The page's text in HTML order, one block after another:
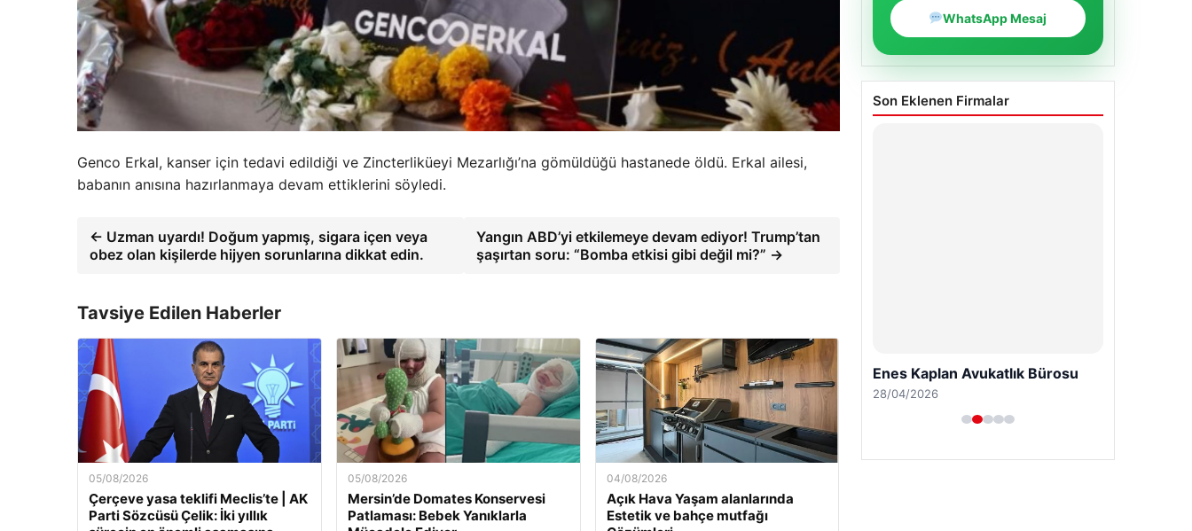
Genco Erkal, kanser için tedavi edildiği ve Zincterliküeyi Mezarlığı’na gömüldüğü hastanede öldü. Erkal ailesi,
babanın anısına hazırlanmaya devam ettiklerini söyledi.
← Uzman uyardı! Doğum yapmış, sigara içen veya
obez olan kişilerde hijyen sorunlarına dikkat edin.
Yangın ABD’yi etkilemeye devam ediyor! Trump’tan
şaşırtan soru: “Bomba etkisi gibi değil mi?” →
Tavsiye Edilen Haberler
05/08/2026
Çerçeve yasa teklifi Meclis’te | AK
Parti Sözcüsü Çelik: İki yıllık
05/08/2026
Mersin’de Domates Konservesi
Patlaması: Bebek Yanıklarla
04/08/2026
Açık Hava Yaşam alanlarında
Estetik ve bahçe mutfağı
WhatsApp Mesaj
Son Eklenen Firmalar
Enes Kaplan Avukatlık Bürosu
28/04/2026